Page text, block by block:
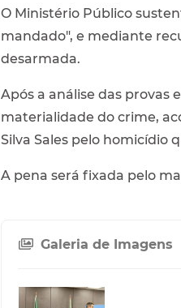
O Ministério Público
mandado", e mediante
desarmada.
Após a análise das provas
materialidade do crime,
Silva Sales pelo homicídio
A pena será fixada pelo
Galeria de Imagens